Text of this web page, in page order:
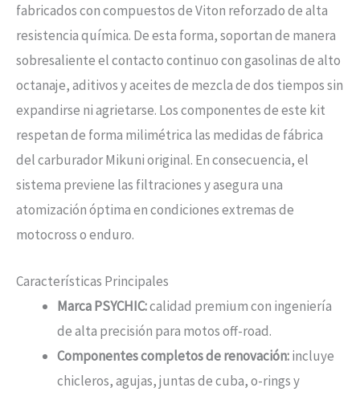
fabricados con compuestos de Viton reforzado de alta
resistencia química. De esta forma, soportan de manera
sobresaliente el contacto continuo con gasolinas de alto
octanaje, aditivos y aceites de mezcla de dos tiempos sin
expandirse ni agrietarse. Los componentes de este kit
respetan de forma milimétrica las medidas de fábrica
del carburador Mikuni original. En consecuencia, el
sistema previene las filtraciones y asegura una
atomización óptima en condiciones extremas de
motocross o enduro.
Características Principales
Marca PSYCHIC:calidad premium con ingeniería
de alta precisión para motos off-road.
Componentes completos de renovación:incluye
chicleros, agujas, juntas de cuba, o-rings y